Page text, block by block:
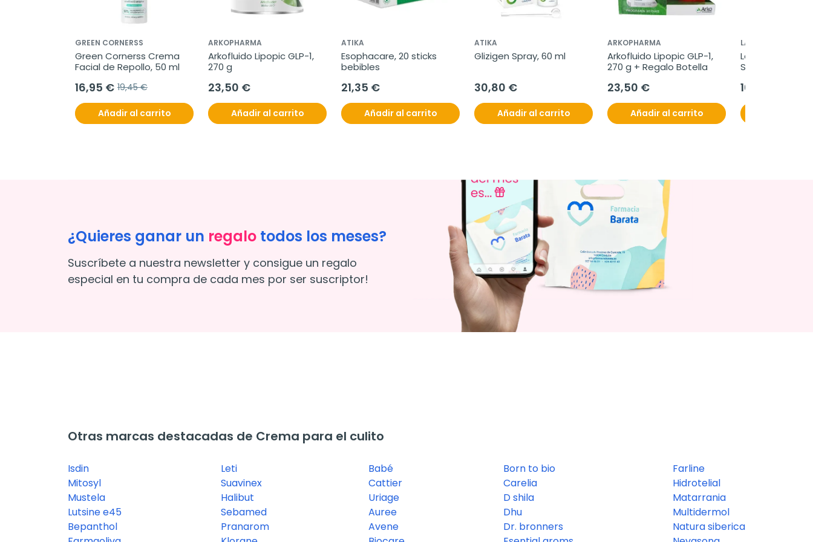
GREEN CORNERSS
Green Cornerss Crema
Facial de Repollo, 50 ml
16,95 € 19,45 €
Añadir al carrito
ARKOPHARMA
Arkofluido Lipopic GLP-1,
270 g
23,50 €
Añadir al carrito
ATIKA
Esophacare, 20 sticks
bebibles
21,35 €
Añadir al carrito
ATIKA
Glizigen Spray, 60 ml
30,80 €
Añadir al carrito
ARKOPHARMA
Arkofluido Lipopic GLP-1,
270 g + Regalo Botella
23,50 €
Añadir al carrito
LAZARTIGUE
Lazartigue
SPF50+, 100 ml
16,95 €
¿Quieres ganar un regalo todos los meses?
Suscríbete a nuestra newsletter y consigue un regalo
especial en tu compra de cada mes por ser suscriptor!
Otras marcas destacadas de Crema para el culito
Isdin
Mitosyl
Mustela
Lutsine e45
Bepanthol
Leti
Suavinex
Halibut
Sebamed
Pranarom
Babé
Cattier
Uriage
Auree
Avene
Born to bio
Carelia
D shila
Dhu
Dr. bronners
Farline
Hidrotelial
Matarrania
Multidermol
Natura siberica